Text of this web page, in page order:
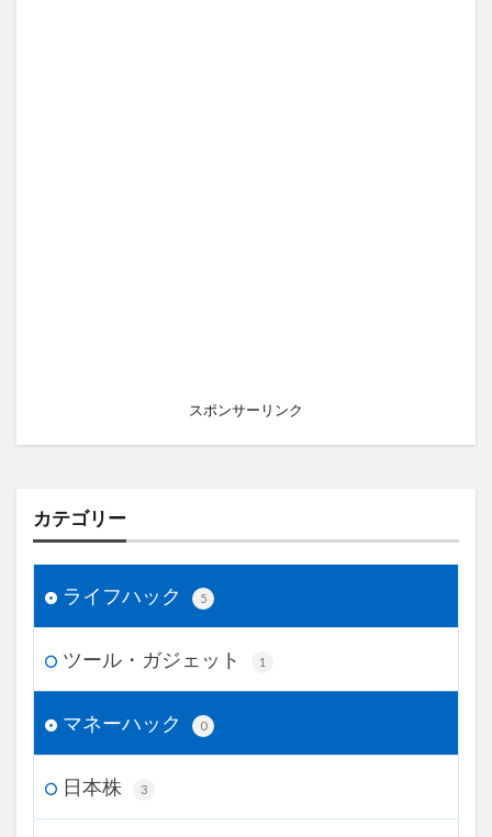
スポンサーリンク
カテゴリー
ライフハック 5
ツール・ガジェット 1
マネーハック 0
日本株 3